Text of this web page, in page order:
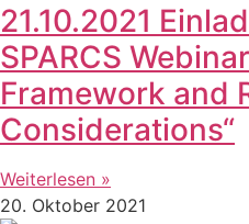
21.10.2021
SPARCS
Framework and
Considerations“
Weiterlesen »
20. Oktober 2021